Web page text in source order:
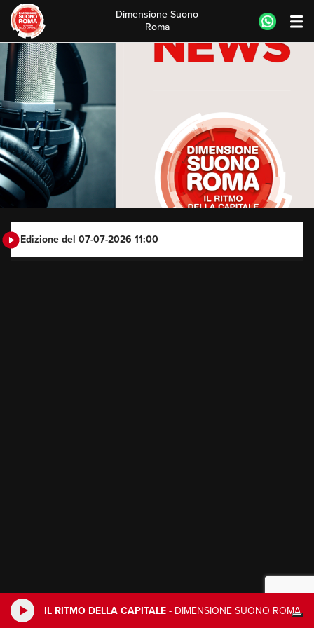
IL RITMO DELLA CAPITALE - DIMENSIONE SUONO ROMA
Skip
to
content
Dimensione Suono
Roma
Edizione del 07-07-2026 11:00